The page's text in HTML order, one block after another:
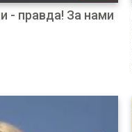
- правда! За нами